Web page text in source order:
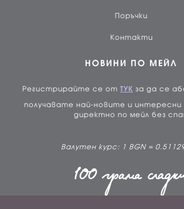
Поръчки
Контакти
НОВИНИ ПО МЕЙЛ
Регистрирайте се от ТУК за да се
получавате най-новите и интересни
директно по мейл без
Валутен курс: 1 BGN = 0.51129